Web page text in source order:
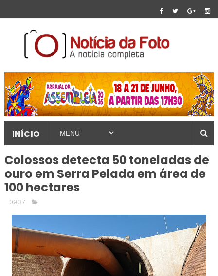
INÍCIO
Colossos detecta 50 toneladas de
ouro em Serra Pelada em área de
100 hectares
09:37